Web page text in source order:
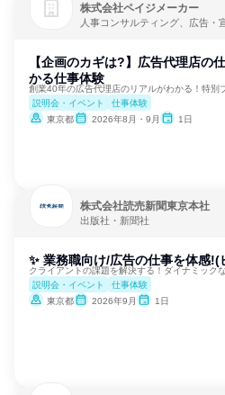
株式会社ペイジメーカー
人事コンサルティング、広告・
【企画のカギは?】広告代理店の
かる仕事体験
創業40年の広告代理店のリアルがわかる！特別
説明会・イベント
仕事体験
東京都
2026年8月・9月 1日
株式会社読売新聞東京本社
出版社・新聞社
✨ 業務職向け/広告の仕事を体感!(
クライアントの課題を解決する！ダイナミック
説明会・イベント
仕事体験
東京都
2026年9月 1日